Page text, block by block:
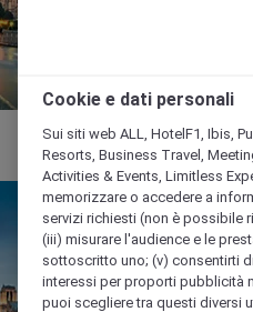
Cookie e dati personali
Sui siti web ALL, HotelF1, Ibis,
Resorts, Business Travel,
Activities & Events, Limitless
memorizzare o accedere a
servizi richiesti (non è possibile
(iii) misurare l'audience e le
sottoscritto uno; (v) consentirti
interessi per proporti pubblicità
puoi scegliere tra questi diversi